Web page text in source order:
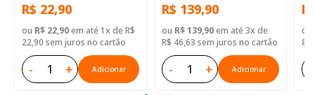
bandeira
R$ 22,90
ou R$ 22,90em até 1x de R$
22,90 sem juros no cartão
- + Adicionar
Explicada Smilinguido -
Capa dura ilustrada,
futebol
R$ 139,90
ou R$ 139,90em até 3x de
R$ 46,63 sem juros no cartão
- + Adicionar
ou